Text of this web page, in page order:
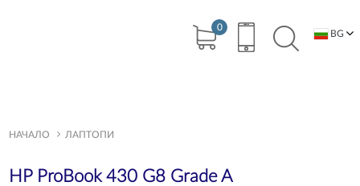
0
BG
НАЧАЛО ЛАПТОПИ
HP ProBook 430 G8 Grade A